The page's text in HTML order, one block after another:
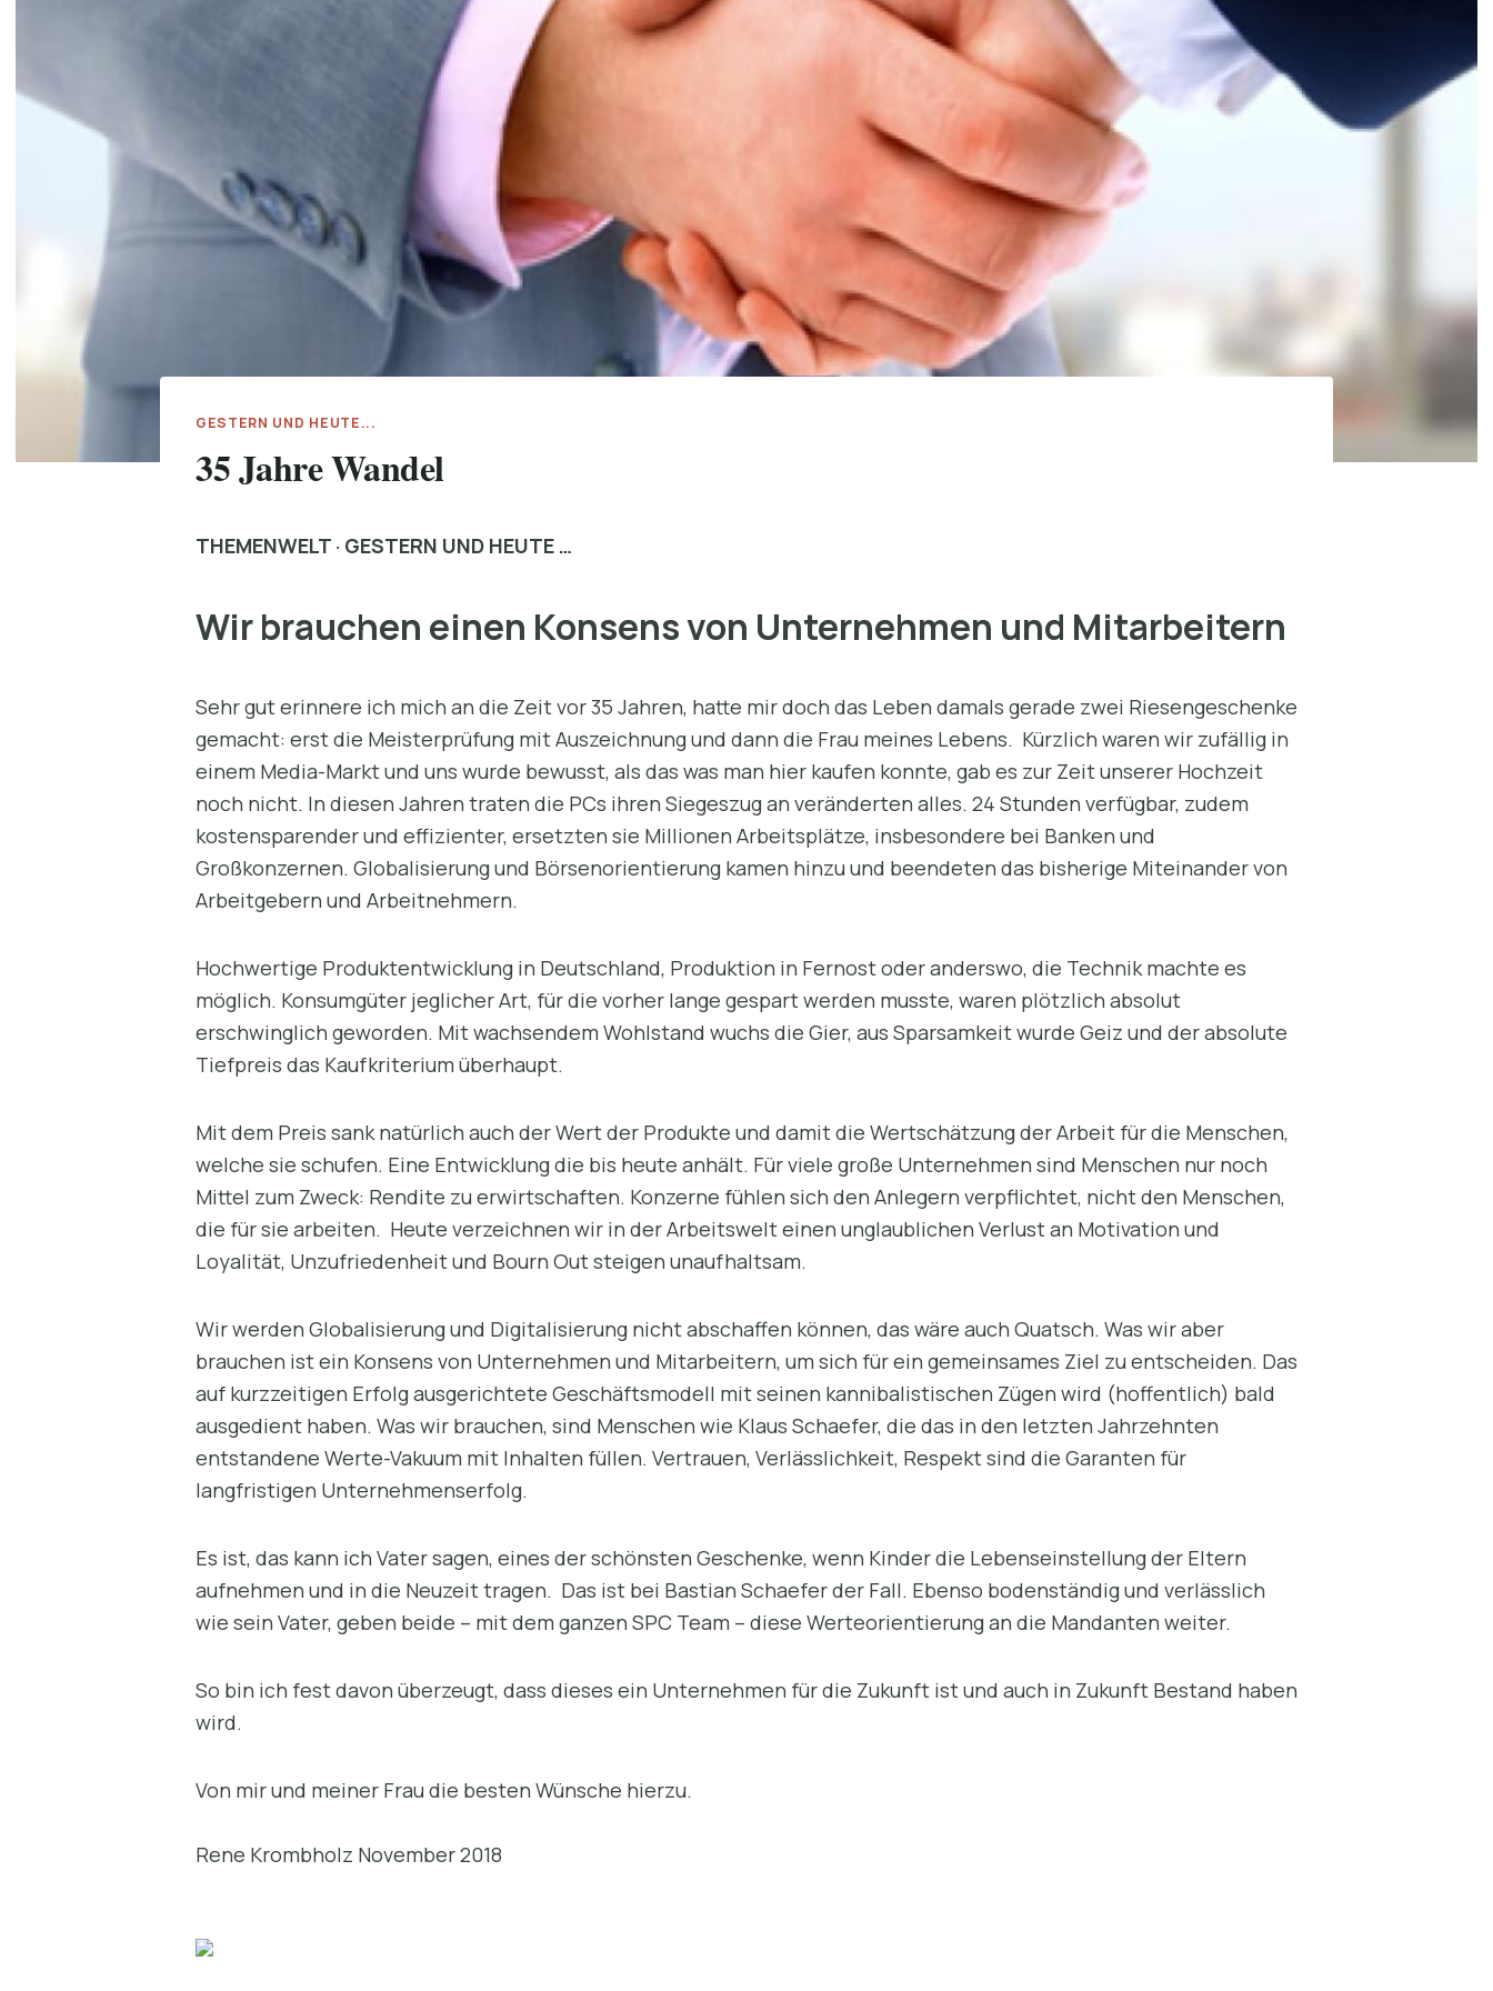
GESTERN UND HEUTE...
35 Jahre Wandel
THEMENWELT · GESTERN UND HEUTE …
Wir brauchen einen Konsens von Unternehmen und Mitarbeitern
Sehr gut erinnere ich mich an die Zeit vor 35 Jahren, hatte mir doch das Leben damals gerade zwei Riesengeschenke
gemacht: erst die Meisterprüfung mit Auszeichnung und dann die Frau meines Lebens. Kürzlich waren wir zufällig in
einem Media-Markt und uns wurde bewusst, als das was man hier kaufen konnte, gab es zur Zeit unserer Hochzeit
noch nicht. In diesen Jahren traten die PCs ihren Siegeszug an veränderten alles. 24 Stunden verfügbar, zudem
kostensparender und effizienter, ersetzten sie Millionen Arbeitsplätze, insbesondere bei Banken und
Großkonzernen. Globalisierung und Börsenorientierung kamen hinzu und beendeten das bisherige Miteinander von
Arbeitgebern und Arbeitnehmern.
Hochwertige Produktentwicklung in Deutschland, Produktion in Fernost oder anderswo, die Technik machte es
möglich. Konsumgüter jeglicher Art, für die vorher lange gespart werden musste, waren plötzlich absolut
erschwinglich geworden. Mit wachsendem Wohlstand wuchs die Gier, aus Sparsamkeit wurde Geiz und der absolute
Tiefpreis das Kaufkriterium überhaupt.
Mit dem Preis sank natürlich auch der Wert der Produkte und damit die Wertschätzung der Arbeit für die Menschen,
welche sie schufen. Eine Entwicklung die bis heute anhält. Für viele große Unternehmen sind Menschen nur noch
Mittel zum Zweck: Rendite zu erwirtschaften. Konzerne fühlen sich den Anlegern verpflichtet, nicht den Menschen,
die für sie arbeiten. Heute verzeichnen wir in der Arbeitswelt einen unglaublichen Verlust an Motivation und
Loyalität, Unzufriedenheit und Bourn Out steigen unaufhaltsam.
Wir werden Globalisierung und Digitalisierung nicht abschaffen können, das wäre auch Quatsch. Was wir aber
brauchen ist ein Konsens von Unternehmen und Mitarbeitern, um sich für ein gemeinsames Ziel zu entscheiden. Das
auf kurzzeitigen Erfolg ausgerichtete Geschäftsmodell mit seinen kannibalistischen Zügen wird (hoffentlich) bald
ausgedient haben. Was wir brauchen, sind Menschen wie Klaus Schaefer, die das in den letzten Jahrzehnten
entstandene Werte-Vakuum mit Inhalten füllen. Vertrauen, Verlässlichkeit, Respekt sind die Garanten für
langfristigen Unternehmenserfolg.
Es ist, das kann ich Vater sagen, eines der schönsten Geschenke, wenn Kinder die Lebenseinstellung der Eltern
aufnehmen und in die Neuzeit tragen. Das ist bei Bastian Schaefer der Fall. Ebenso bodenständig und verlässlich
wie sein Vater, geben beide – mit dem ganzen SPC Team – diese Werteorientierung an die Mandanten weiter.
So bin ich fest davon überzeugt, dass dieses ein Unternehmen für die Zukunft ist und auch in Zukunft Bestand haben
wird.
Von mir und meiner Frau die besten Wünsche hierzu.
Rene Krombholz November 2018